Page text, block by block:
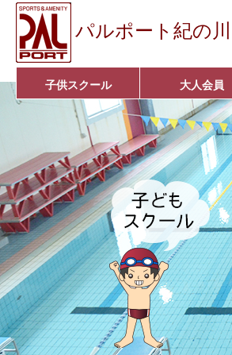
パルポート紀の川
子供スクール
ベビーコース
小学生コース
キッズパーク(体操教室)
子どもダンス教室
大人会員
アクア悠々クラブ
いきいきコース
■入会案内■